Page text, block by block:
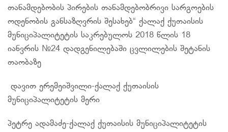
თანამდებობის პირების თანამდებობრივი სარგოების
ოდენობის განსაზღვრის შესახებ“ ქალაქ ქუთაისის
მუნიციპალიტეტის საკრებულოს 2018 წლის 18
იანვრის №24 დადგენილებაში ცვლილების შეტანის
თაობაზე
დავით ერემეიშვილი-ქალაქ ქუთაისის
მუნიციპალიტეტის მერი
პეტრე ადამაძე-ქალაქ ქუთაისის მუნიციპალიტეტის